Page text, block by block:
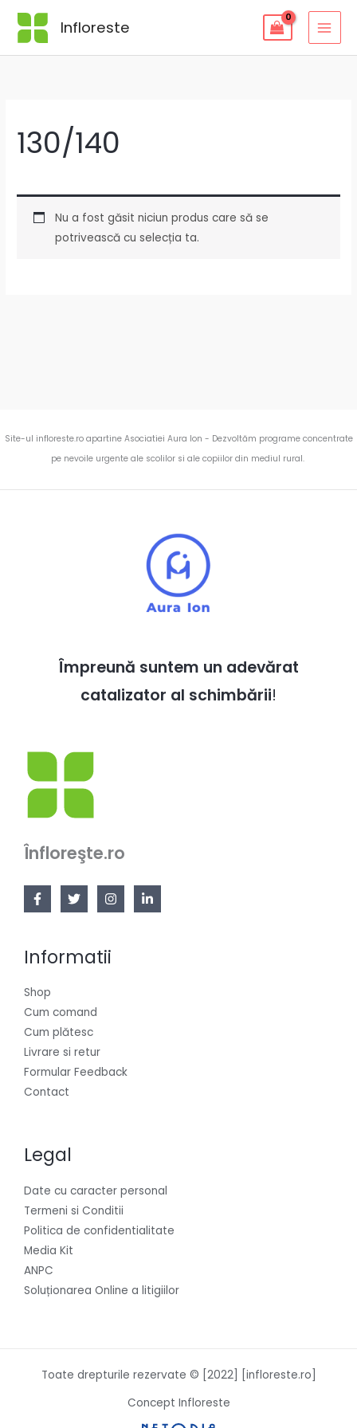
Skip
Infloreste
130/140
Nu a fost găsit niciun produs care să se
potrivească cu selecția ta.
Site-ul infloreste.ro apartine Asociatiei Aura Ion - Dezvoltăm programe concentrate
pe nevoile urgente ale scolilor si ale copiilor din mediul rural.
Împreună suntem un adevărat
catalizator al schimbării!
Înfloreşte.ro
Informatii
Shop
Cum comand
Cum plătesc
Livrare si retur
Formular Feedback
Contact
Legal
Date cu caracter personal
Termeni si Conditii
Politica de confidentialitate
Media Kit
ANPC
Soluționarea Online a litigiilor
Toate drepturile rezervate © [2022] [infloreste.ro]
Concept Infloreste